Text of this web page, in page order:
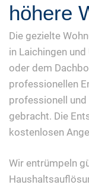
höhere
Die gezielte
in Laichingen
oder dem
professionellen
professionell
gebracht. Die
kostenlosen
Wir entrümpeln